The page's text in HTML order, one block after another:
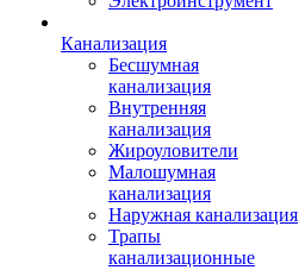
Канализация
Бесшумная
канализация
Внутренняя
канализация
Жироуловители
Малошумная
канализация
Наружная канализация
Трапы
канализационные